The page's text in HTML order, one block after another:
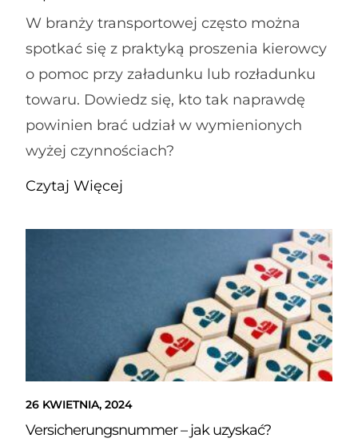
W branży transportowej często można
spotkać się z praktyką proszenia kierowcy
o pomoc przy załadunku lub rozładunku
towaru. Dowiedz się, kto tak naprawdę
powinien brać udział w wymienionych
wyżej czynnościach?
Czytaj Więcej
Versicherungsnummer – jak uzyskać?
26 KWIETNIA, 2024